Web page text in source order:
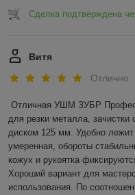
Сделка подтверждена
Витя
Отлично
Отличная УШМ ЗУБР
для резки металла,
диском 125 мм. Удобно лежит
умеренная, обороты
кожух и рукоятка
Хороший вариант для
использования. По